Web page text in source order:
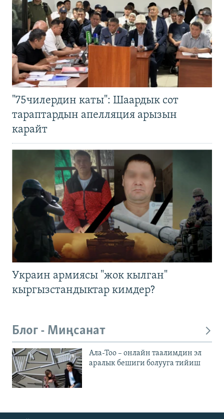
"75чилердин каты": Шаардык сот
тараптардын апелляция арызын
карайт
Украин армиясы "жок кылган"
кыргызстандыктар кимдер?
Блог - Миңсанат
Ала-Тоо – онлайн таалимдин эл
аралык бешиги болууга тийиш